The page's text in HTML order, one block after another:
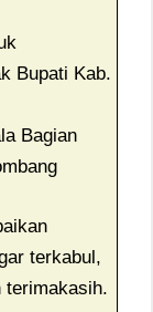
Bupati Kab.
Bagian
terkabul,
terimakasih.